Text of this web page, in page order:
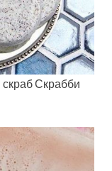
Скрабби